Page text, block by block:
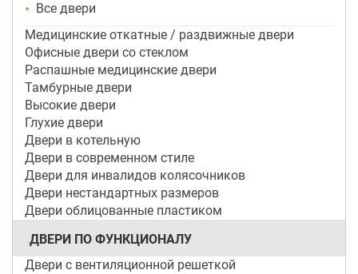
Все двери
Медицинские откатные / раздвижные двери
Офисные двери со стеклом
Распашные медицинские двери
Тамбурные двери
Высокие двери
Глухие двери
Двери в котельную
Двери в современном стиле
Двери для инвалидов колясочников
Двери нестандартных размеров
Двери облицованные пластиком
ДВЕРИ ПО ФУНКЦИОНАЛУ
Двери с вентиляционной решеткой